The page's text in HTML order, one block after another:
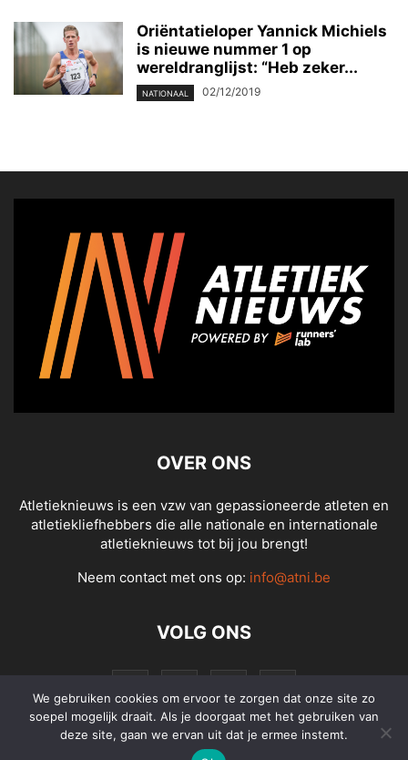
Oriëntatieloper Yannick Michiels
is nieuwe nummer 1 op
wereldranglijst: “Heb zeker...
NATIONAAL 02/12/2019
OVER ONS
Atletieknieuws is een vzw van gepassioneerde atleten en
atletiekliefhebbers die alle nationale en internationale
atletieknieuws tot bij jou brengt!
Neem contact met ons op: info@atni.be
VOLG ONS
We gebruiken cookies om ervoor te zorgen dat onze site zo
soepel mogelijk draait. Als je doorgaat met het gebruiken van
deze site, gaan we ervan uit dat je ermee instemt.